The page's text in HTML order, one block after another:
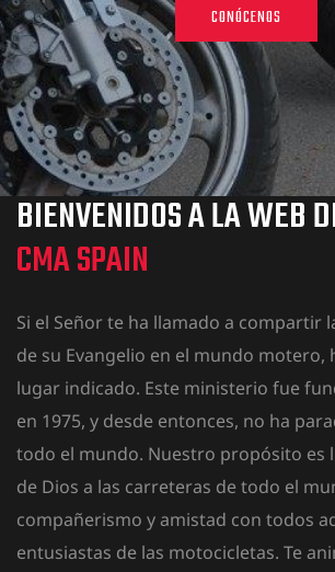
CONÓCENOS
BIENVENIDOS A LA WEB
CMA SPAIN
Si el Señor te ha llamado a compartir
de su Evangelio en el mundo motero,
lugar indicado. Este ministerio fue
en 1975, y desde entonces, no ha
todo el mundo. Nuestro propósito es
de Dios a las carreteras de todo el
compañerismo y amistad con todos
entusiastas de las motocicletas. Te